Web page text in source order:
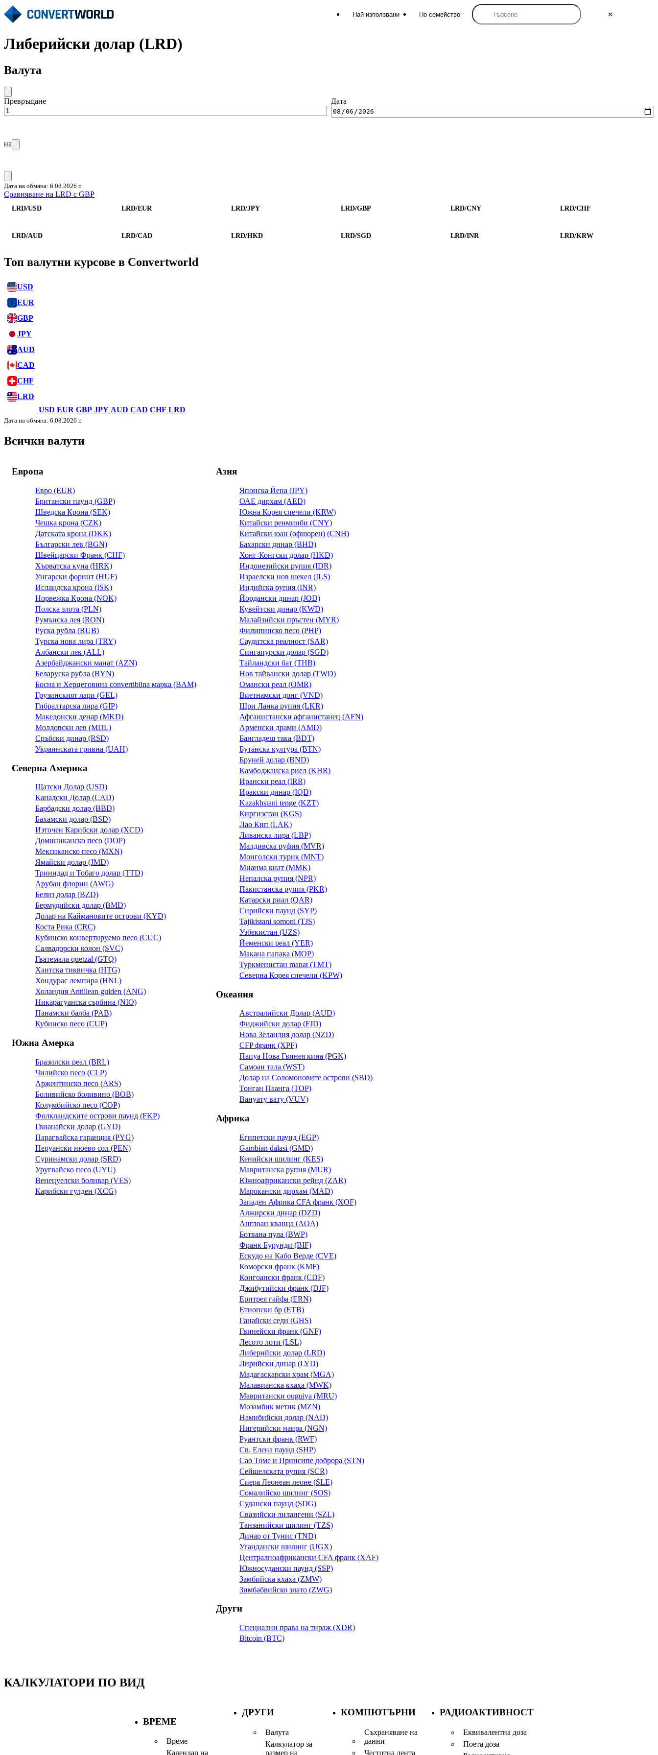
✕
Най-използвани По семейство
Либерийски долар (LRD)
Валута
Превръщане Дата
на
Дата на обмяна: 6.08.2026 г.
Сравняване на LRD с GBP
LRD/USD LRD/EUR LRD/JPY LRD/GBP LRD/CNY LRD/CHF
LRD/AUD LRD/CAD LRD/HKD LRD/SGD LRD/INR LRD/KRW
Топ валутни курсове в Convertworld
USD
EUR
GBP
JPY
AUD
CAD
CHF
LRD
USD EUR GBP JPY AUD CAD CHF LRD
Дата на обмяна: 6.08.2026 г.
Всички валути
Европа
Евро (EUR)
Британски паунд (GBP)
Шведска Крона (SEK)
Чешка крона (CZK)
Датската крона (DKK)
Български лев (BGN)
Швейцарски Франк (CHF)
Хърватска куна (HRK)
Унгарски форинт (HUF)
Исландска крона (ISK)
Норвежка Крона (NOK)
Полска злота (PLN)
Румънска лея (RON)
Руска рубла (RUB)
Турска нова лира (TRY)
Албански лек (ALL)
Азербайджански манат (AZN)
Беларуска рубла (BYN)
Босна и Херцеговина convertibilna марка (BAM)
Грузинският лари (GEL)
Гибралтарска лира (GIP)
Македонски денар (MKD)
Молдовски лев (MDL)
Сръбски динар (RSD)
Украинската гривна (UAH)
Северна Америка
Щатски Долар (USD)
Канадски Долар (CAD)
Барбадски долар (BBD)
Бахамски долар (BSD)
Източен Карибски долар (XCD)
Доминиканско песо (DOP)
Мексиканско песо (MXN)
Ямайски долар (JMD)
Тринидад и Тобаго долар (TTD)
Арубан флорин (AWG)
Белиз долар (BZD)
Бермудийски долар (BMD)
Долар на Каймановите острови (KYD)
Коста Рика (CRC)
Кубинско конвертируемо песо (CUC)
Салвадорски колон (SVC)
Гватемала quetzal (GTQ)
Хаитска тиквичка (HTG)
Хондурас лемпира (HNL)
Холандия Antillean gulden (ANG)
Никарагуанска сърбина (NIO)
Панамски балба (PAB)
Кубинско песо (CUP)
Южна Амерка
Бразилски реал (BRL)
Чилийско песо (CLP)
Аржентинско песо (ARS)
Боливийско боливино (BOB)
Колумбийско песо (COP)
Фолкландските острови паунд (FKP)
Гвианайски долар (GYD)
Парагвайска гаранция (PYG)
Перуански нюево сол (PEN)
Суринамски долар (SRD)
Уругвайско песо (UYU)
Венецуелски боливар (VES)
Карибски гулден (XCG)
Азия
Японска Йена (JPY)
ОАЕ дирхам (AED)
Южна Корея спечели (KRW)
Китайски ренминби (CNY)
Китайски юан (офшорен) (CNH)
Бахарски динар (BHD)
Хонг-Конгски долар (HKD)
Индонезийски рупия (IDR)
Израелски нов шекел (ILS)
Индийска рупия (INR)
Йордански динар (JOD)
Кувейтски динар (KWD)
Малайзийски пръстен (MYR)
Филипинско песо (PHP)
Саудитска реалност (SAR)
Сингапурски долар (SGD)
Тайландски бат (THB)
Нов тайвански долар (TWD)
Омански реал (OMR)
Виетнамски донг (VND)
Шри Ланка рупия (LKR)
Афганистански афганистанец (AFN)
Арменски драми (AMD)
Бангладеш така (BDT)
Бутанска култура (BTN)
Бруней долар (BND)
Камбоджанска риел (KHR)
Ирански реал (IRR)
Иракски динар (IQD)
Kazakhstani tenge (KZT)
Киргизстан (KGS)
Лао Кип (LAK)
Ливанска лира (LBP)
Малдивска руфия (MVR)
Монголски турик (MNT)
Мианма киат (MMK)
Непалска рупия (NPR)
Пакистанска рупия (PKR)
Катарски риал (QAR)
Сирийски паунд (SYP)
Tajikistani somoni (TJS)
Узбекистан (UZS)
Йеменски реал (YER)
Макана папака (MOP)
Туркменистан manat (TMT)
Северна Корея спечели (KPW)
Океания
Австралийски Долар (AUD)
Фиджийски долар (FJD)
Нова Зеландия долар (NZD)
CFP франк (XPF)
Папуа Нова Гвинея кина (PGK)
Самоан тала (WST)
Долар на Соломоновите острови (SBD)
Тонган Паанга (TOP)
Вануату вату (VUV)
Африка
Египетски паунд (EGP)
Gambian dalasi (GMD)
Кенийски шилинг (KES)
Мавританска рупия (MUR)
Южноафрикански рейнд (ZAR)
Марокански дирхам (MAD)
Западен Африка CFA франк (XOF)
Алжирски динар (DZD)
Англоан кванца (AOA)
Ботвана пула (BWP)
Франк Бурунди (BIF)
Ескудо на Кабо Верде (CVE)
Коморски франк (KMF)
Конгоански франк (CDF)
Джибутийски франк (DJF)
Еритрея гайфа (ERN)
Етиопски бр (ETB)
Ганайски седи (GHS)
Гвинейски франк (GNF)
Лесото лоти (LSL)
Либерийски долар (LRD)
Лирийски динар (LYD)
Мадагаскарски храм (MGA)
Малавианска кхаха (MWK)
Мавритански ouguiya (MRU)
Мозамбик метик (MZN)
Намибийски долар (NAD)
Нигерийски наира (NGN)
Руантски франк (RWF)
Св. Елена паунд (SHP)
Сао Томе и Принсипе доброра (STN)
Сейшелската рупия (SCR)
Сиера Леонеан леоне (SLE)
Сомалийско шилинг (SOS)
Судански паунд (SDG)
Свазийски лилангени (SZL)
Танзанийски шилинг (TZS)
Динар от Тунис (TND)
Угандански шилинг (UGX)
Централноафрикански CFA франк (XAF)
Южносудански паунд (SSP)
Замбийска кхаха (ZMW)
Зимбабвийско злато (ZWG)
Други
Специални права на тираж (XDR)
Bitcoin (BTC)
КАЛКУЛАТОРИ ПО ВИД
ВРЕМЕ
Време
Календар на
ДРУГИ
Валута
Калкулатор за
размер на
КОМПЮТЪРНИ
Съхраняване на
данни
Честотна лента
РАДИОАКТИВНОСТ
Еквивалентна доза
Поета доза